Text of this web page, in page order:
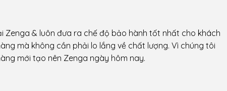
& luôn đưa ra chế độ bảo hành tốt nhất cho khách
mà không cần phải lo lắng về chất lượng. Vì chúng tôi
mới tạo nên Zenga ngày hôm nay.